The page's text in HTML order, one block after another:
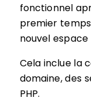
fonctionnel
premier
nouvel espace
Cela inclue la
domaine, des
PHP.